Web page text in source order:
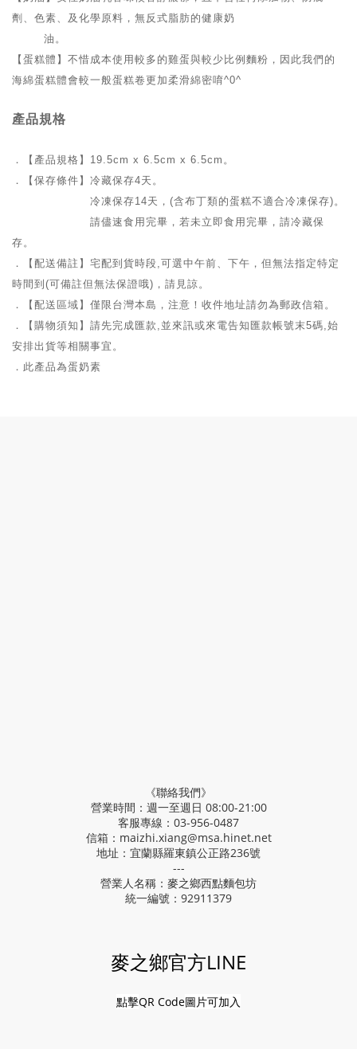
劑、色素、及化學原料，無反式脂肪的健康奶
油。
【蛋糕體】不惜成本使用較多的雞蛋與較少比例麵粉，因此我們的
海綿蛋糕體會較一般蛋糕卷更加柔滑綿密唷^0^
產品規格
．【產品規格】19.5cm x 6.5cm x 6.5cm。
．【保存條件】冷藏保存4天。
冷凍保存14天，(含布丁類的蛋糕不適合冷凍保存)。
請儘速食用完畢，若未立即食用完畢，請冷藏保
存。
．【配送備註】宅配到貨時段,可選中午前、下午，但無法指定特定
時間到(可備註但無法保證哦)，請見諒。
．【配送區域】僅限台灣本島，注意！收件地址請勿為郵政信箱。
．【購物須知】請先完成匯款,並來訊或來電告知匯款帳號末5碼,始
安排出貨等相關事宜。
．此產品為蛋奶素
《聯絡我們》
營業時間：週一至週日 08:00-21:00
客服專線：03-956-0487
信箱：maizhi.xiang@msa.hinet.net
地址：宜蘭縣羅東鎮公正路236號
---
營業人名稱：麥之鄉西點麵包坊
統一編號：92911379
麥之鄉官方LINE
點擊QR Code圖片可加入